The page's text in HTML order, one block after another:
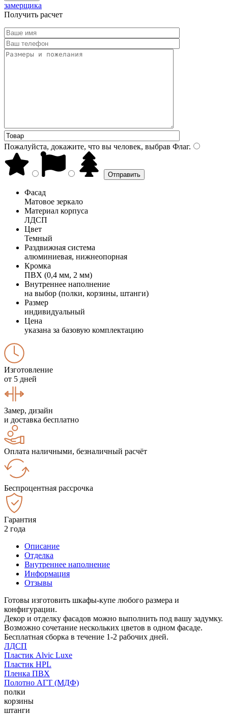
замерщика
Получить расчет
Пожалуйста, докажите, что вы человек, выбрав Флаг.
Фасад
Матовое зеркало
Материал корпуса
ЛДСП
Цвет
Темный
Раздвижная система
алюминиевая, нижнеопорная
Кромка
ПВХ (0,4 мм, 2 мм)
Внутреннее наполнение
на выбор (полки, корзины, штанги)
Размер
индивидуальный
Цена
указана за базовую комплектацию
Изготовление
от 5 дней
Замер, дизайн
и доставка бесплатно
Оплата наличными, безналичный расчёт
Беспроцентная рассрочка
Гарантия
2 года
Описание
Отделка
Внутреннее наполнение
Информация
Отзывы
Готовы изготовить шкафы-купе любого размера и
конфигурации.
Декор и отделку фасадов можно выполнить под вашу задумку.
Возможно сочетание нескольких цветов в одном фасаде.
Бесплатная сборка в течение 1-2 рабочих дней.
ЛДСП
Пластик Alvic Luxe
Пластик HPL
Пленка ПВХ
Полотно АГТ (МДФ)
полки
корзины
штанги